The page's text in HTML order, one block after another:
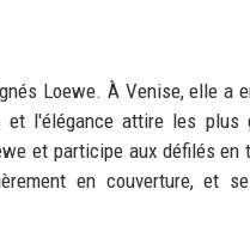
Loewe. À Venise, elle a
l'élégance attire les plus
et participe aux défilés en
en couverture, et